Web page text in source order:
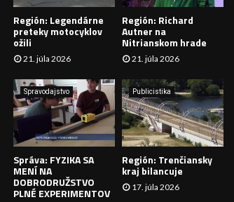
Á
V
A
N
I
Región: Legendárne
preteky motocyklov
ožili
21. júla 2026
Región: Richard
Autner na
Nitrianskom hrade
21. júla 2026
Spravodajstvo
Správa: FYZIKA SA
MENÍ NA
DOBRODRUŽSTVO
PLNÉ EXPERIMENTOV
Publicistika
Región: Trenčiansky
kraj bilancuje
17. júla 2026